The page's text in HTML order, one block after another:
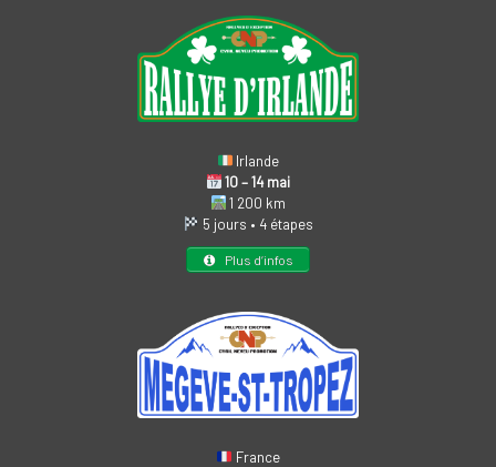
Irlande
10 – 14 mai
1 200 km
5 jours • 4 étapes
Plus d’infos
France